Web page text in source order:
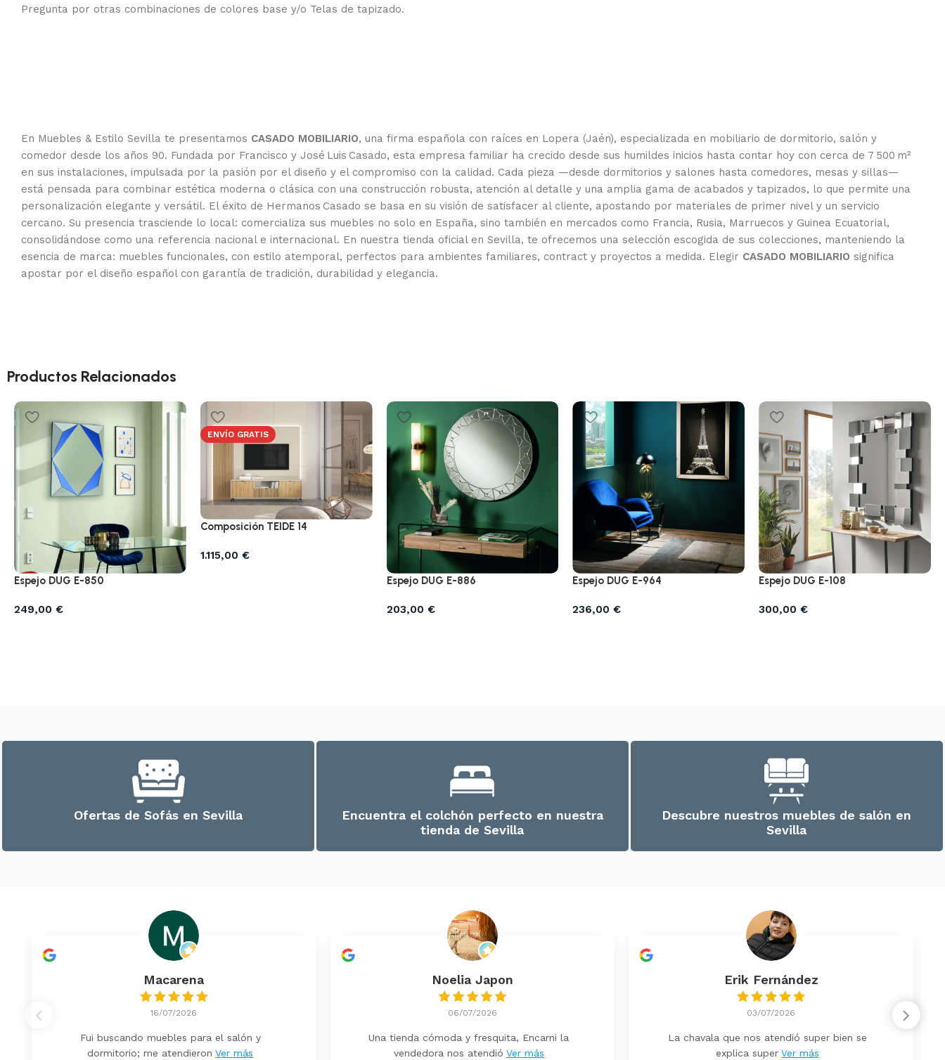
Pregunta por otras combinaciones de colores base y/o Telas de tapizado.
En Muebles & Estilo Sevilla te presentamos CASADO MOBILIARIO, una firma española con raíces en Lopera (Jaén), especializada en mobiliario de dormitorio, salón y
comedor desde los años 90. Fundada por Francisco y José Luis Casado, esta empresa familiar ha crecido desde sus humildes inicios hasta contar hoy con cerca de 7 500 m²
en sus instalaciones, impulsada por la pasión por el diseño y el compromiso con la calidad. Cada pieza —desde dormitorios y salones hasta comedores, mesas y sillas—
está pensada para combinar estética moderna o clásica con una construcción robusta, atención al detalle y una amplia gama de acabados y tapizados, lo que permite una
personalización elegante y versátil. El éxito de Hermanos Casado se basa en su visión de satisfacer al cliente, apostando por materiales de primer nivel y un servicio
cercano. Su presencia trasciende lo local: comercializa sus muebles no solo en España, sino también en mercados como Francia, Rusia, Marruecos y Guinea Ecuatorial,
consolidándose como una referencia nacional e internacional. En nuestra tienda oficial en Sevilla, te ofrecemos una selección escogida de sus colecciones, manteniendo la
esencia de marca: muebles funcionales, con estilo atemporal, perfectos para ambientes familiares, contract y proyectos a medida. Elegir CASADO MOBILIARIO significa
apostar por el diseño español con garantía de tradición, durabilidad y elegancia.
Productos Relacionados
Espejo DUG E-850
249,00 €
ENVÍO GRATIS
Composición TEIDE 14
1.115,00 €
Espejo DUG E-886
203,00 €
Espejo DUG E-964
236,00€
Espejo DUG E-108
300,00€
Ofertas de Sofás en Sevilla
Encuentra el colchón perfecto en nuestra
tienda de Sevilla
Descubre nuestros muebles de salón en
Sevilla
Macarena
16/07/2026
Fui buscando muebles para el salón y
dormitorio; me atendieron Ver más
Noelia Japon
06/07/2026
Una tienda cómoda y fresquita, Encarni la
vendedora nos atendió Ver más
Erik Fernández
03/07/2026
La chavala que nos atendió super bien se
explica super Ver más